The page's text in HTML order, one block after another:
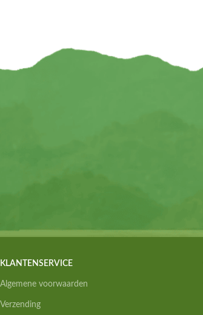
KLANTENSERVICE
Algemene voorwaarden
Verzending